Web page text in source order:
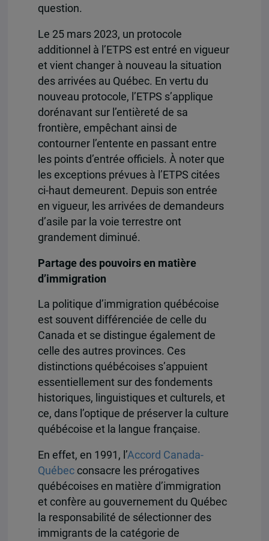
question.
Le 25 mars 2023, un protocole
additionnel à l’ETPS est entré en vigueur
et vient changer à nouveau la situation
des arrivées au Québec. En vertu du
nouveau protocole, l’ETPS s’applique
dorénavant sur l’entièreté de sa
frontière, empêchant ainsi de
contourner l’entente en passant entre
les points d’entrée officiels. À noter que
les exceptions prévues à l’ETPS citées
ci-haut demeurent. Depuis son entrée
en vigueur, les arrivées de demandeurs
d’asile par la voie terrestre ont
grandement diminué.
Partage des pouvoirs en matière
d’immigration
La politique d’immigration québécoise
est souvent différenciée de celle du
Canada et se distingue également de
celle des autres provinces. Ces
distinctions québécoises s’appuient
essentiellement sur des fondements
historiques, linguistiques et culturels, et
ce, dans l’optique de préserver la culture
québécoise et la langue française.
En effet, en 1991, l’Accord Canada-
Québecconsacre les prérogatives
québécoises en matière d’immigration
et confère au gouvernement du Québec
la responsabilité de sélectionner des
immigrants de la catégorie de